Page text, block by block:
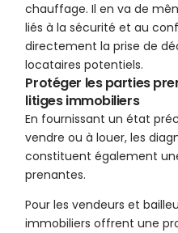
chauffage. Il en va de
liés à la sécurité et au
directement la prise de
locataires potentiels.
Protéger les parties
litiges immobiliers
En fournissant un état
vendre ou à louer, les
constituent également
prenantes.
Pour les vendeurs et
immobiliers offrent une